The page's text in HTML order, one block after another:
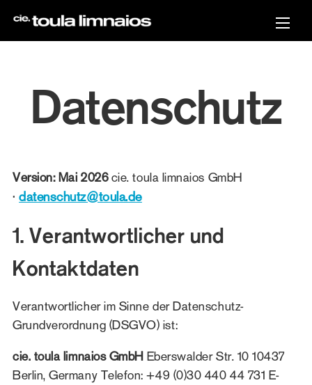
Inhalt
Datenschutz
Version: Mai 2026cie. toula limnaios GmbH
·datenschutz@toula.de
1. Verantwortlicher und
Kontaktdaten
Verantwortlicher im Sinne der Datenschutz-
Grundverordnung (DSGVO) ist:
cie. toula limnaios GmbH Eberswalder Str. 10 10437
Berlin, Germany Telefon: +49 (0)30 440 44 731 E-